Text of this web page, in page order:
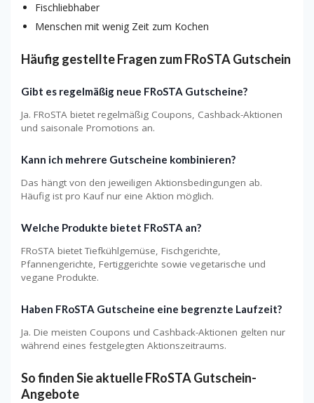
Fischliebhaber
Menschen mit wenig Zeit zum Kochen
Häufig gestellte Fragen zum FRoSTA Gutschein
Gibt es regelmäßig neue FRoSTA Gutscheine?
Ja. FRoSTA bietet regelmäßig Coupons, Cashback-Aktionen
und saisonale Promotions an.
Kann ich mehrere Gutscheine kombinieren?
Das hängt von den jeweiligen Aktionsbedingungen ab.
Häufig ist pro Kauf nur eine Aktion möglich.
Welche Produkte bietet FRoSTA an?
FRoSTA bietet Tiefkühlgemüse, Fischgerichte,
Pfannengerichte, Fertiggerichte sowie vegetarische und
vegane Produkte.
Haben FRoSTA Gutscheine eine begrenzte Laufzeit?
Ja. Die meisten Coupons und Cashback-Aktionen gelten nur
während eines festgelegten Aktionszeitraums.
So finden Sie aktuelle FRoSTA Gutschein-
Angebote